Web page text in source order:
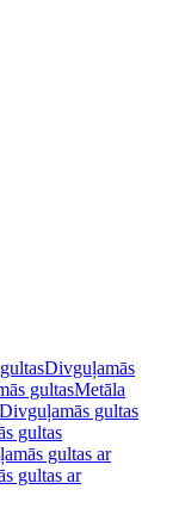
Divguļamās
gultasMetāla
Divguļamās gultas
gultas
gultas ar
gultas ar